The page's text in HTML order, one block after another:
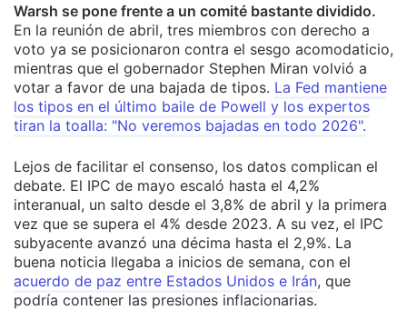
Warsh se pone frente a un comité bastante dividido.
En la reunión de abril, tres miembros con derecho a
voto ya se posicionaron contra el sesgo acomodaticio,
mientras que el gobernador Stephen Miran volvió a
votar a favor de una bajada de tipos. La Fed mantiene
los tipos en el último baile de Powell y los expertos
tiran la toalla: "No veremos bajadas en todo 2026".
Lejos de facilitar el consenso, los datos complican el
debate. El IPC de mayo escaló hasta el 4,2%
interanual, un salto desde el 3,8% de abril y la primera
vez que se supera el 4% desde 2023. A su vez, el IPC
subyacente avanzó una décima hasta el 2,9%. La
buena noticia llegaba a inicios de semana, con el
acuerdo de paz entre Estados Unidos e Irán, que
podría contener las presiones inflacionarias.